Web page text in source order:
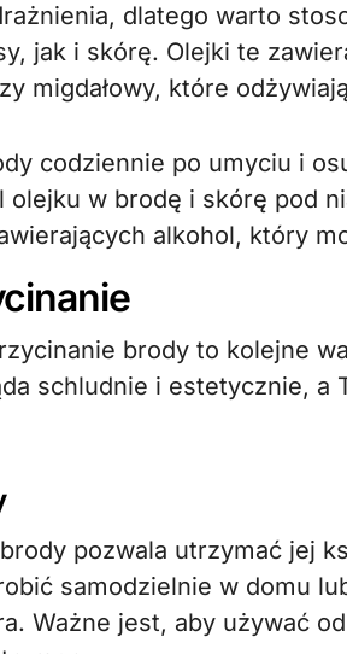
dlatego warto
jak i skórę. Olejki te
migdałowy, które
codziennie po umyciu i
olejku w brodę i skórę pod
alkohol, który
brody to kolejne
schludnie i estetycznie, a
pozwala utrzymać jej
samodzielnie w domu
Ważne jest, aby używać